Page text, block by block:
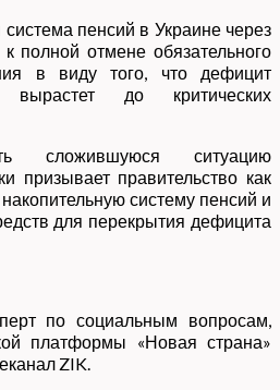
пенсий в Украине через
полной отмене обязательного
в виду того, что дефицит
до критических
сложившуюся ситуацию
призывает правительство как
систему пенсий и
для перекрытия дефицита
по социальным вопросам,
платформы «Новая страна»
ZIK.